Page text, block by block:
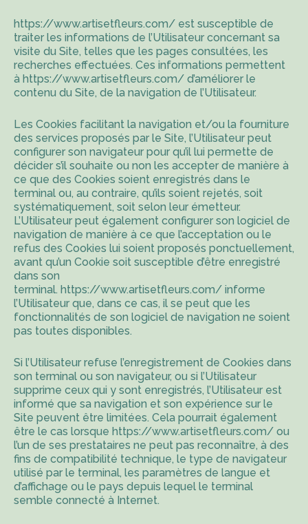
https://www.artisetfleurs.com/ est susceptible de
traiter les informations de l’Utilisateur concernant sa
visite du Site, telles que les pages consultées, les
recherches effectuées. Ces informations permettent
à https://www.artisetfleurs.com/ d’améliorer le
contenu du Site, de la navigation de l’Utilisateur.
Les Cookies facilitant la navigation et/ou la fourniture
des services proposés par le Site, l’Utilisateur peut
configurer son navigateur pour qu’il lui permette de
décider s’il souhaite ou non les accepter de manière à
ce que des Cookies soient enregistrés dans le
terminal ou, au contraire, qu’ils soient rejetés, soit
systématiquement, soit selon leur émetteur.
L’Utilisateur peut également configurer son logiciel de
navigation de manière à ce que l’acceptation ou le
refus des Cookies lui soient proposés ponctuellement,
avant qu’un Cookie soit susceptible d’être enregistré
dans son
terminal. https://www.artisetfleurs.com/ informe
l’Utilisateur que, dans ce cas, il se peut que les
fonctionnalités de son logiciel de navigation ne soient
pas toutes disponibles.
Si l’Utilisateur refuse l’enregistrement de Cookies dans
son terminal ou son navigateur, ou si l’Utilisateur
supprime ceux qui y sont enregistrés, l’Utilisateur est
informé que sa navigation et son expérience sur le
Site peuvent être limitées. Cela pourrait également
être le cas lorsque https://www.artisetfleurs.com/ ou
l’un de ses prestataires ne peut pas reconnaître, à des
fins de compatibilité technique, le type de navigateur
utilisé par le terminal, les paramètres de langue et
d’affichage ou le pays depuis lequel le terminal
semble connecté à Internet.